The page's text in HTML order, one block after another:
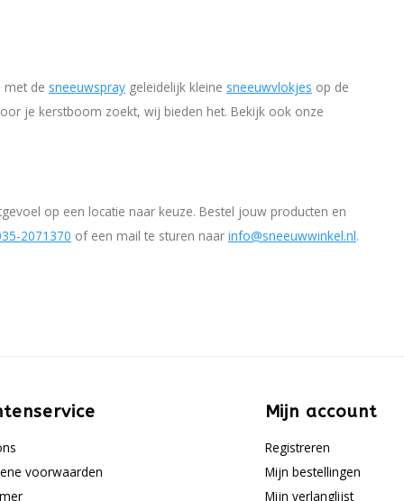
met de sneeuwspray geleidelijk kleine sneeuwvlokjes op de
je kerstboom zoekt, wij bieden het. Bekijk ook onze
op een locatie naar keuze. Bestel jouw producten en
2071370 of een mail te sturen naar info@sneeuwwinkel.nl.
voorwaarden
Mijn account
Registreren
Mijn bestellingen
Mijn verlanglijst